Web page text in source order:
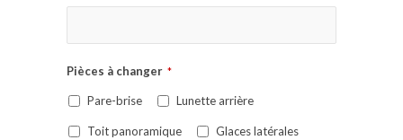
Pièces à changer *
Pare-brise Lunette arrière
Toit panoramique Glaces latérales